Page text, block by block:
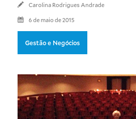
Carolina Rodrigues Andrade
6 de maio de 2015
Gestão e Negócios